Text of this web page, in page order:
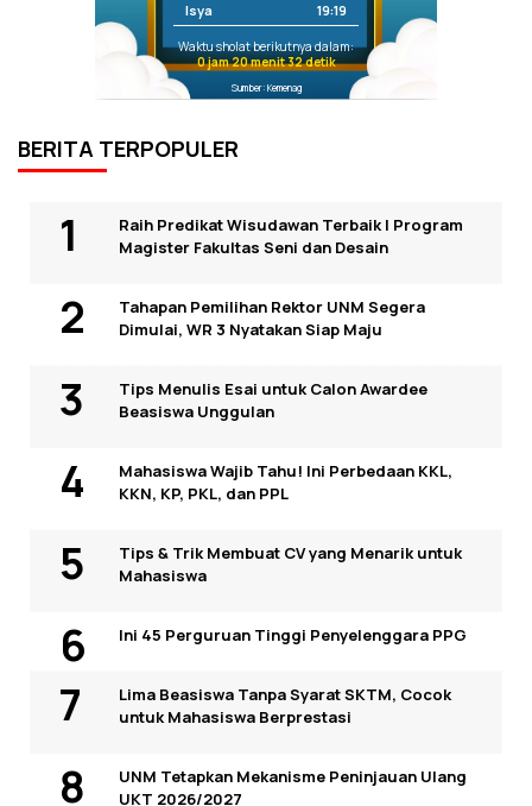
Isya 19:19
Waktu sholat berikutnya dalam:
0 jam 20 menit 32 detik
Sumber: Kemenag
BERITA TERPOPULER
Raih Predikat Wisudawan Terbaik I Program
Magister Fakultas Seni dan Desain
Tahapan Pemilihan Rektor UNM Segera
Dimulai, WR 3 Nyatakan Siap Maju
Tips Menulis Esai untuk Calon Awardee
Beasiswa Unggulan
Mahasiswa Wajib Tahu! Ini Perbedaan KKL,
KKN, KP, PKL, dan PPL
Tips & Trik Membuat CV yang Menarik untuk
Mahasiswa
Ini 45 Perguruan Tinggi Penyelenggara PPG
Lima Beasiswa Tanpa Syarat SKTM, Cocok
untuk Mahasiswa Berprestasi
UNM Tetapkan Mekanisme Peninjauan Ulang
UKT 2026/2027